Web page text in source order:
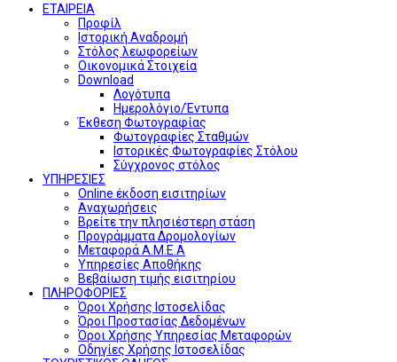
ΕΤΑΙΡΕΙΑ
Προφίλ
Ιστορική Αναδρομή
Στόλος λεωφορείων
Οικονομικά Στοιχεία
Download
Λογότυπα
Ημερολόγιο/Έντυπα
Έκθεση Φωτογραφίας
Φωτογραφίες Σταθμών
Ιστορικές Φωτογραφίες Στόλου
Σύγχρονος στόλος
ΥΠΗΡΕΣΙΕΣ
Online έκδοση εισιτηρίων
Αναχωρήσεις
Βρείτε την πλησιέστερη στάση
Προγράμματα Δρομολογίων
Μεταφορά Α.Μ.Ε.Α
Υπηρεσίες Αποθήκης
Βεβαίωση τιμής εισιτηρίου
ΠΛΗΡΟΦΟΡΙΕΣ
Όροι Χρήσης Ιστοσελίδας
Όροι Προστασίας Δεδομένων
Όροι Χρήσης Υπηρεσίας Μεταφορών
Οδηγίες Χρήσης Ιστοσελίδας